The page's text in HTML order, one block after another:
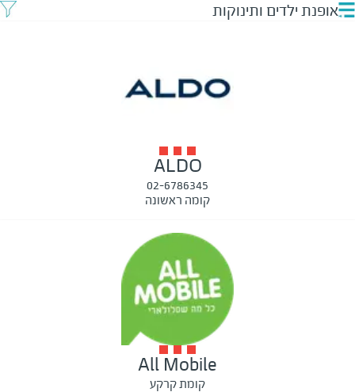
אופנת ילדים ותינוקות
ALDO
02-6786345
קומה ראשונה
All Mobile
קומת קרקע